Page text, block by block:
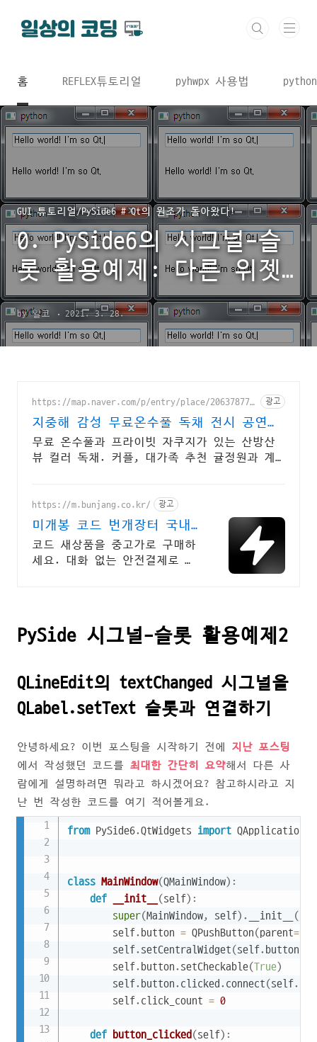
홈 REFLEX튜토리얼 pyhwpx 사용법
GUI 튜토리얼/PySide6 # Qt의 원조가 돌아왔다!
0. PySide6의 시그널-슬
롯 활용예제: 다른 위젯
을 슬롯으로 연결하기
by 일코 2021. 3. 28.
https://map.naver.com/p/entry/place/206378770
광고
지중해 감성 무료온수풀 독채 전시 공연
갤러리 문화공간
무료 온수풀과 프라이빗 자쿠지가 있는 산방산
뷰 컬러 독채. 커플, 대가족 추천 귤정원과 계
https://m.bunjang.co.kr/ 광고
미개봉 코드 번개장터 국내
최대 브랜드 중고거래
코드 새상품을 중고가로 구매하
세요. 대화 없는 안전결제로 간
PySide 시그널-슬롯 활용예제2
QLineEdit의 textChanged 시그널을
QLabel.setText 슬롯과 연결하기
안녕하세요? 이번 포스팅을 시작하기 전에 지난 포스팅
에서 작성했던 코드를 최대한 간단히 요약해서 다른 사
람에게 설명하려면 뭐라고 하시겠어요? 참고하시라고 지
난 번 작성한 코드를 여기 적어볼게요.
from PySide6.QtWidgets import QApplication
class MainWindow(QMainWindow) :
def
__init__ (self) :
super(MainWindow, self) . __init__ (
        self
. button = QPushButton(parent=
        self
. setCentralWidget(self. button
        self
. button. setCheckable(True)
        self
. button. clicked. connect(self.
        self
. click_count = 0
def button_clicked(self) :
Copy